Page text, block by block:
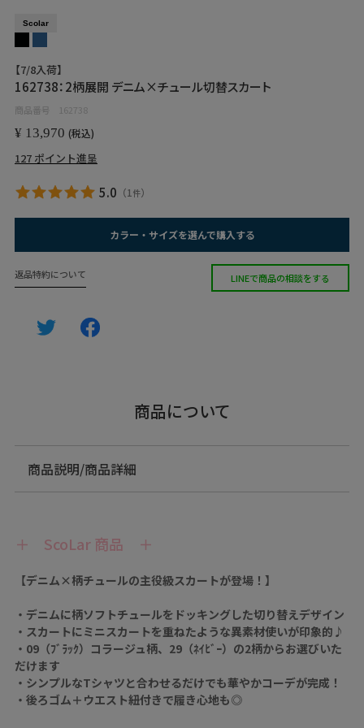
Scolar
【7/8入荷】
162738：2柄展開 デニム×チュール切替スカート
商品番号 162738
¥ 13,970 税込
127 ポイント進呈
5.0 （1 件）
カラー・サイズを選んで購入する
返品特約について LINEで商品の相談をする
商品について
商品説明/商品詳細
＋ ScoLar 商品 ＋
【デニム×柄チュールの主役級スカートが登場！】
・デニムに柄ソフトチュールをドッキングした切り替えデザイン
・スカートにミニスカートを重ねたような異素材使いが印象的♪
・09（ﾌﾞﾗｯｸ）コラージュ柄、29（ﾈｲﾋﾞｰ）の2柄からお選びいた
だけます
・シンプルなTシャツと合わせるだけでも華やかコーデが完成！
・後ろゴム＋ウエスト紐付きで履き心地も◎